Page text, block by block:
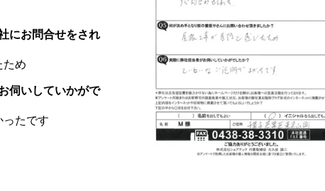
にお問合せをされ
ため
伺いしていかがで
ったです